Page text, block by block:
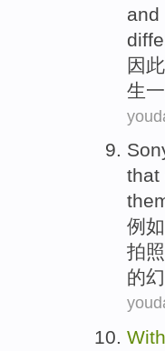
and
因此
生
that
例如
拍照
的
With